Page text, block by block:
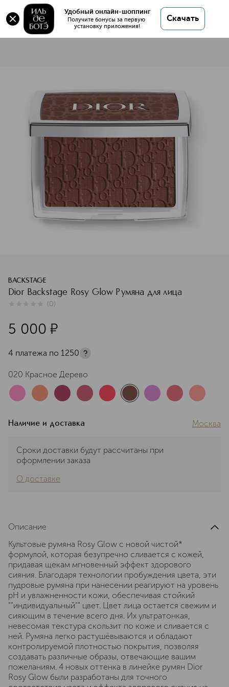
Удобный онлайн-шоппинг
Получите бонусы за первую
установку приложения!
Скачать
BACKSTAGE
Dior Backstage Rosy Glow Румяна для лица
(0)
5 000 ¤
4 платежа по 1250
020 Красное Дерево
Наличие и доставка Москва
Сроки доставки будут рассчитаны при
оформлении заказа
О доставке
Описание
Культовые румяна Rosy Glow с новой чистой*
формулой, которая безупречно сливается с кожей,
придавая щекам мгновенный эффект здорового
сияния. Благодаря технологии пробуждения цвета, эти
пудровые румяна при нанесении реагируют на уровень
pH и увлажненности кожи, обеспечивая стойкий
""индивидуальный"" цвет. Цвет лица остается свежим и
сияющим в течение всего дня. Их ультратонкая,
невесомая текстура скользит по коже и сливается с
ней. Румяна легко растушёвываются и обладают
контролируемой плотностью покрытия, позволяя
создавать различные образы, отвечающие вашим
пожеланиям. 4 новых оттенка в линейке румян Dior
Rosy Glow были разработаны для точного